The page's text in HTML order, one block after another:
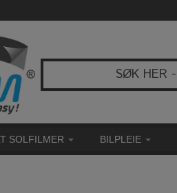
SOLFILMER BILPLEIE